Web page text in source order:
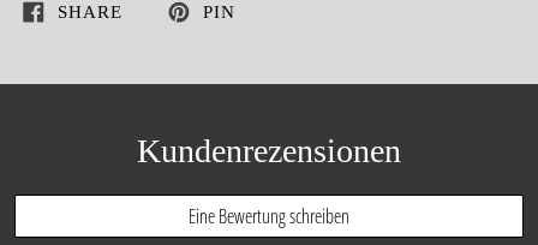
SHARE PIN
Kundenrezensionen
Eine Bewertung schreiben